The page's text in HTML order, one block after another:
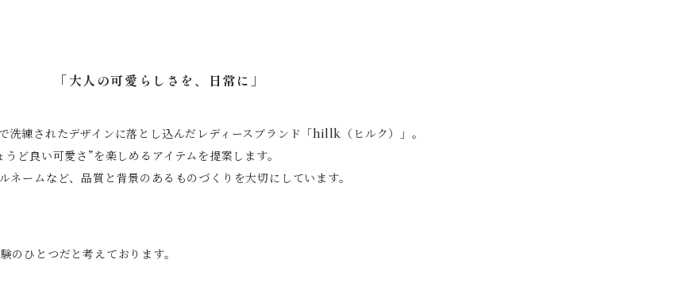
「大人の可愛らしさを、日常に」
洗練されたデザインに落とし込んだレディースブランド「hillk（ヒルク）」。
ど良い可愛さ”を楽しめるアイテムを提案します。
ームなど、品質と背景のあるものづくりを大切にしています。
のひとつだと考えております。